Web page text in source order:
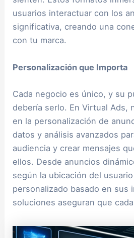
usuarios interactuar con los
significativa, creando una
con tu marca.
Personalización que Importa
Cada negocio es único, y su
debería serlo. En Virtual Ads,
en la personalización de
datos y análisis avanzados
audiencia y crear mensajes
ellos. Desde anuncios
según la ubicación del
personalizado basado en sus
soluciones aseguran que